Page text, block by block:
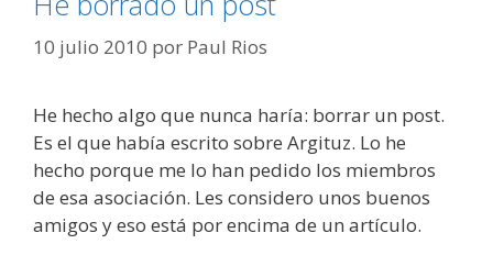
10 julio 2010 por Paul Rios
He hecho algo que nunca haría: borrar un post.
Es el que había escrito sobre Argituz. Lo he
hecho porque me lo han pedido los miembros
de esa asociación. Les considero unos buenos
amigos y eso está por encima de un artículo.